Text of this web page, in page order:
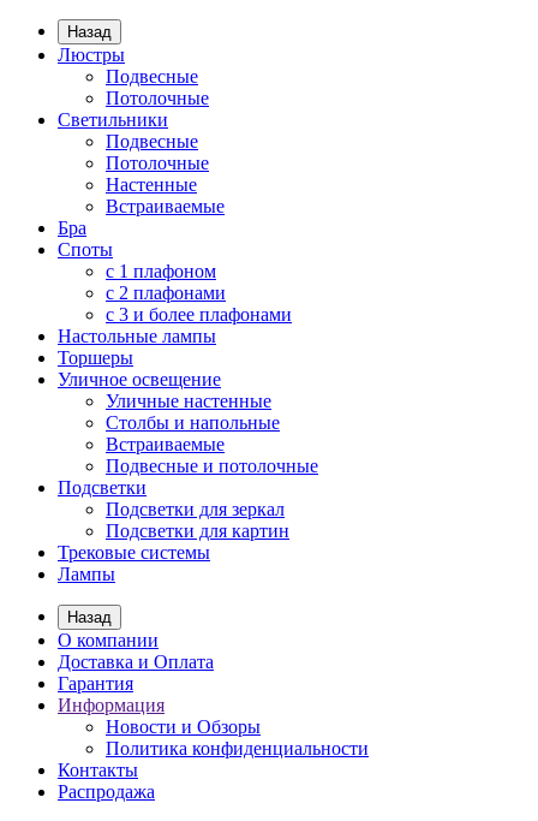
Назад
Люстры
Подвесные
Потолочные
Светильники
Подвесные
Потолочные
Настенные
Встраиваемые
Бра
Споты
с 1 плафоном
с 2 плафонами
с 3 и более плафонами
Настольные лампы
Торшеры
Уличное освещение
Уличные настенные
Столбы и напольные
Встраиваемые
Подвесные и потолочные
Подсветки
Подсветки для зеркал
Подсветки для картин
Трековые системы
Лампы
Назад
О компании
Доставка и Оплата
Гарантия
Информация
Новости и Обзоры
Политика конфиденциальности
Контакты
Распродажа